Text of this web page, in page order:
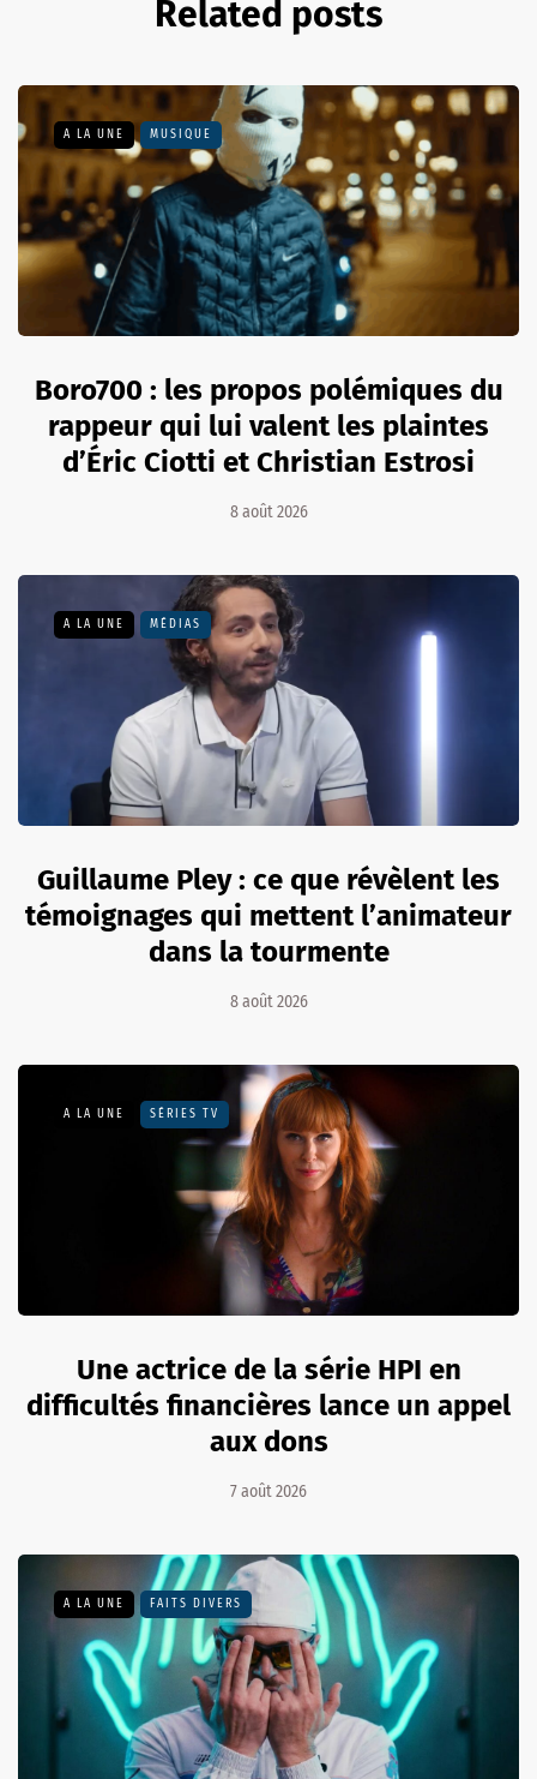
Related posts
A LA UNE MUSIQUE
Boro700 : les propos polémiques du
rappeur qui lui valent les plaintes
d’Éric Ciotti et Christian Estrosi
8 août 2026
A LA UNE MÉDIAS
Guillaume Pley : ce que révèlent les
témoignages qui mettent l’animateur
dans la tourmente
8 août 2026
A LA UNE SÉRIES TV
Une actrice de la série HPI en
difficultés financières lance un appel
aux dons
7 août 2026
A LA UNE FAITS DIVERS